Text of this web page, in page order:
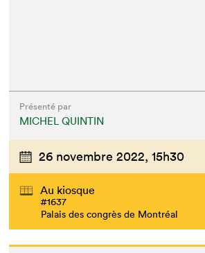
Présenté par
MICHEL QUINTIN
26 novembre 2022, 15h30
Au kiosque
#1637
Palais des congrès de Montréal